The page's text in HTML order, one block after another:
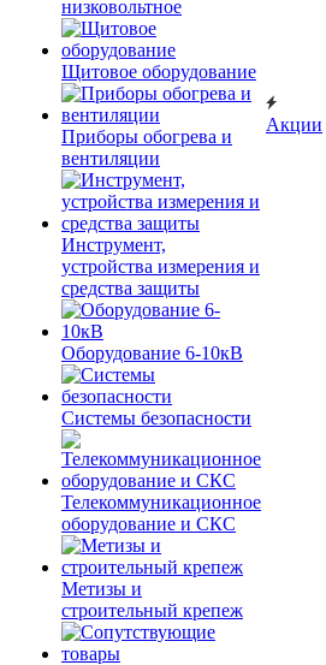
низковольтное
Щитовое оборудование
Приборы обогрева и
вентиляции
Инструмент,
устройства измерения и
средства защиты
Оборудование 6-10кВ
Системы безопасности
Телекоммуникационное
оборудование и СКС
Метизы и
строительный крепеж
Акции